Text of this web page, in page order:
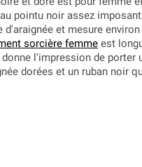
pointu noir assez
et mesure
sorcière femme est
l'impression de porter
dorées et un ruban noir